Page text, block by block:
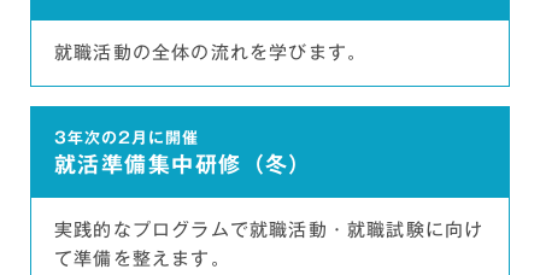
就職活動の全体の流れを学びます。
3年次の2月に開催
就活準備集中研修（冬）
実践的なプログラムで就職活動・ 就職試験に向け
て準備を整えます。
ジェイアール東海高島屋、イオンリテール、ドン・キホー
テ、ニトリ、バローホールディングス、セブン-イレブン・ジ
カメラのキタムラ、サントリービバレッジソリューション、
コメ兵、ローソンエンタテインメント、日本マクドナルド、
サービス
コストコホールセールジャパン、スターバックスコーヒージ